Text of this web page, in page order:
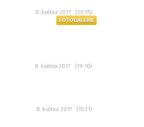
8. května 2017 (20:15)
FOTOGALERIE
8. května 2017 (19:10)
8. května 2017 (15:21)